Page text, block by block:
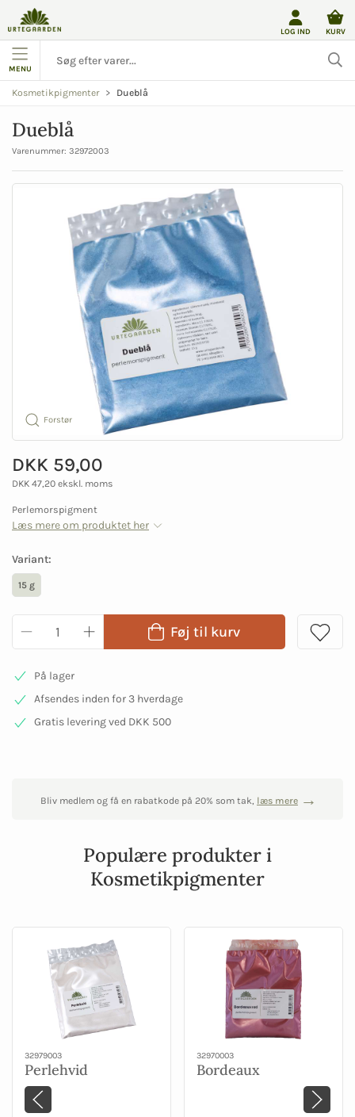
LOG IND KURV
MENU
Kosmetikpigmenter Dueblå
Dueblå
Varenummer: 32972003
Forstør
DKK 59,00
DKK 47,20 ekskl. moms
Perlemorspigment
Læs mere om produktet her
Variant:
15 g
Føj til kurv
På lager
Afsendes inden for 3 hverdage
Gratis levering ved DKK 500
Bliv medlem og få en rabatkode på 20% som tak, læs mere
Populære produkter i
Kosmetikpigmenter
32979003
Perlehvid
32970003
Bordeaux